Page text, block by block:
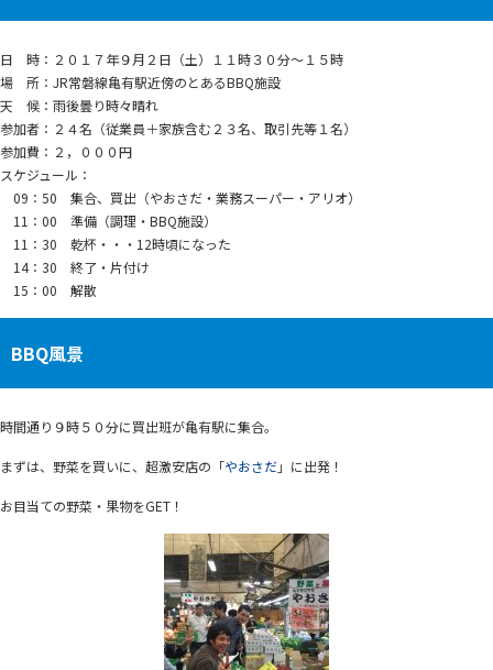
日 時：２０１７年９月２日（土）１１時３０分～１５時
場 所：JR常磐線亀有駅近傍のとあるBBQ施設
天 候：雨後曇り時々晴れ
参加者：２４名（従業員＋家族含む２３名、取引先等１名）
参加費：２，０００円
スケジュール：
09：50 集合、買出（やおさだ・業務スーパー・アリオ）
11：00 準備（調理・BBQ施設）
11：30 乾杯・・・12時頃になった
14：30 終了・片付け
15：00 解散
BBQ風景
時間通り９時５０分に買出班が亀有駅に集合。
まずは、野菜を買いに、超激安店の「やおさだ」に出発！
お目当ての野菜・果物をGET！